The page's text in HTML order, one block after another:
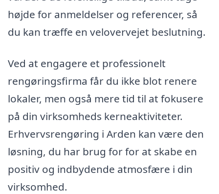
højde for anmeldelser og referencer, så
du kan træffe en velovervejet beslutning.
Ved at engagere et professionelt
rengøringsfirma får du ikke blot renere
lokaler, men også mere tid til at fokusere
på din virksomheds kerneaktiviteter.
Erhvervsrengøring i Arden kan være den
løsning, du har brug for for at skabe en
positiv og indbydende atmosfære i din
virksomhed.